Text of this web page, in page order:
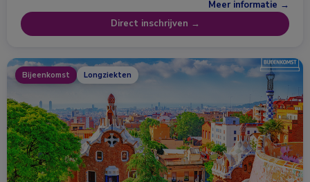
Meer informatie →
Direct inschrijven →
Bijeenkomst Longziekten